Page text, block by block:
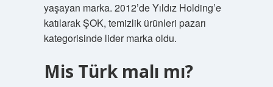
yaşayan marka. 2012’de Yıldız Holding’e
katılarak ŞOK, temizlik ürünleri pazarı
kategorisinde lider marka oldu.
Mis Türk malı mı?